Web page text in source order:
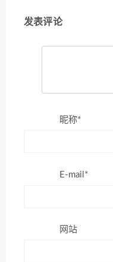
发表评论
昵称*
E-mail*
网站